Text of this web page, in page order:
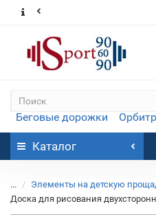
Беговые дорожки
Каталог
...
Элементы на детскую
Доска для рисования